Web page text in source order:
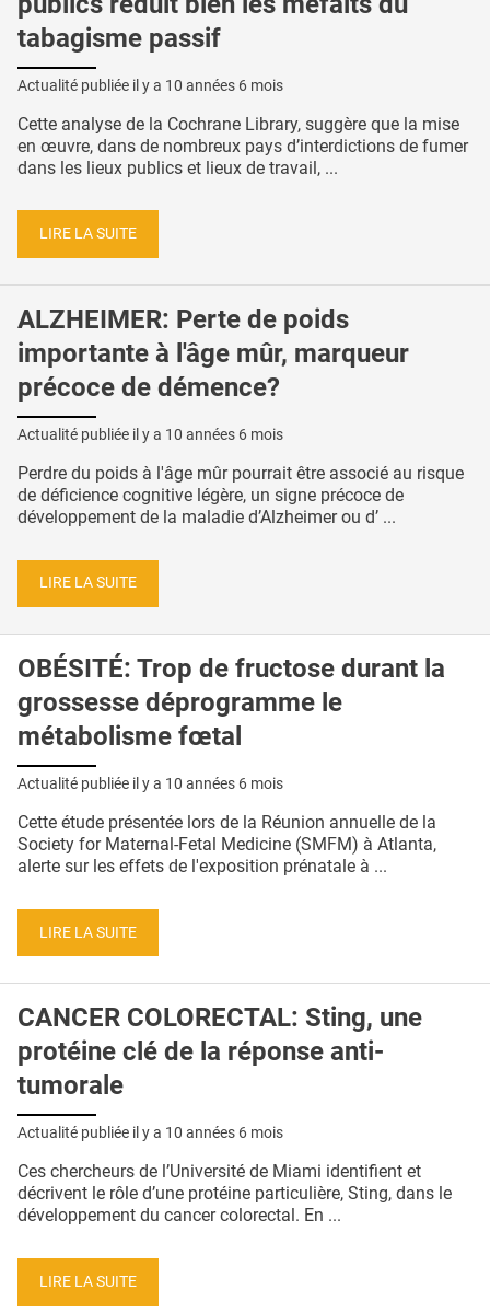
tabagisme passif
Actualité publiée il y a 10 années 6 mois
Cette analyse de la Cochrane Library, suggère que la mise
en œuvre, dans de nombreux pays d’interdictions de fumer
dans les lieux publics et lieux de travail, ...
LIRE LA SUITE
ALZHEIMER: Perte de poids
importante à l'âge mûr, marqueur
précoce de démence?
Actualité publiée il y a 10 années 6 mois
Perdre du poids à l'âge mûr pourrait être associé au risque
de déficience cognitive légère, un signe précoce de
développement de la maladie d’Alzheimer ou d’ ...
LIRE LA SUITE
OBÉSITÉ: Trop de fructose durant la
grossesse déprogramme le
métabolisme fœtal
Actualité publiée il y a 10 années 6 mois
Cette étude présentée lors de la Réunion annuelle de la
Society for Maternal-Fetal Medicine (SMFM) à Atlanta,
alerte sur les effets de l'exposition prénatale à ...
LIRE LA SUITE
CANCER COLORECTAL: Sting, une
protéine clé de la réponse anti-
tumorale
Actualité publiée il y a 10 années 6 mois
Ces chercheurs de l’Université de Miami identifient et
décrivent le rôle d’une protéine particulière, Sting, dans le
développement du cancer colorectal. En ...
LIRE LA SUITE